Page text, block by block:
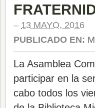
– 13 MAYO, 2016
PUBLICADO EN:
La Asamblea
participar en la
cabo todos los